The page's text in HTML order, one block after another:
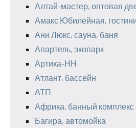
Алтай-мастер, оптовая
Амакс Юбилейная,
Ани Люкс, сауна, баня
Апартель, экопарк
Артика-НН
Атлант, бассейн
АТП
Африка, банный комплекс
Багира, автомойка